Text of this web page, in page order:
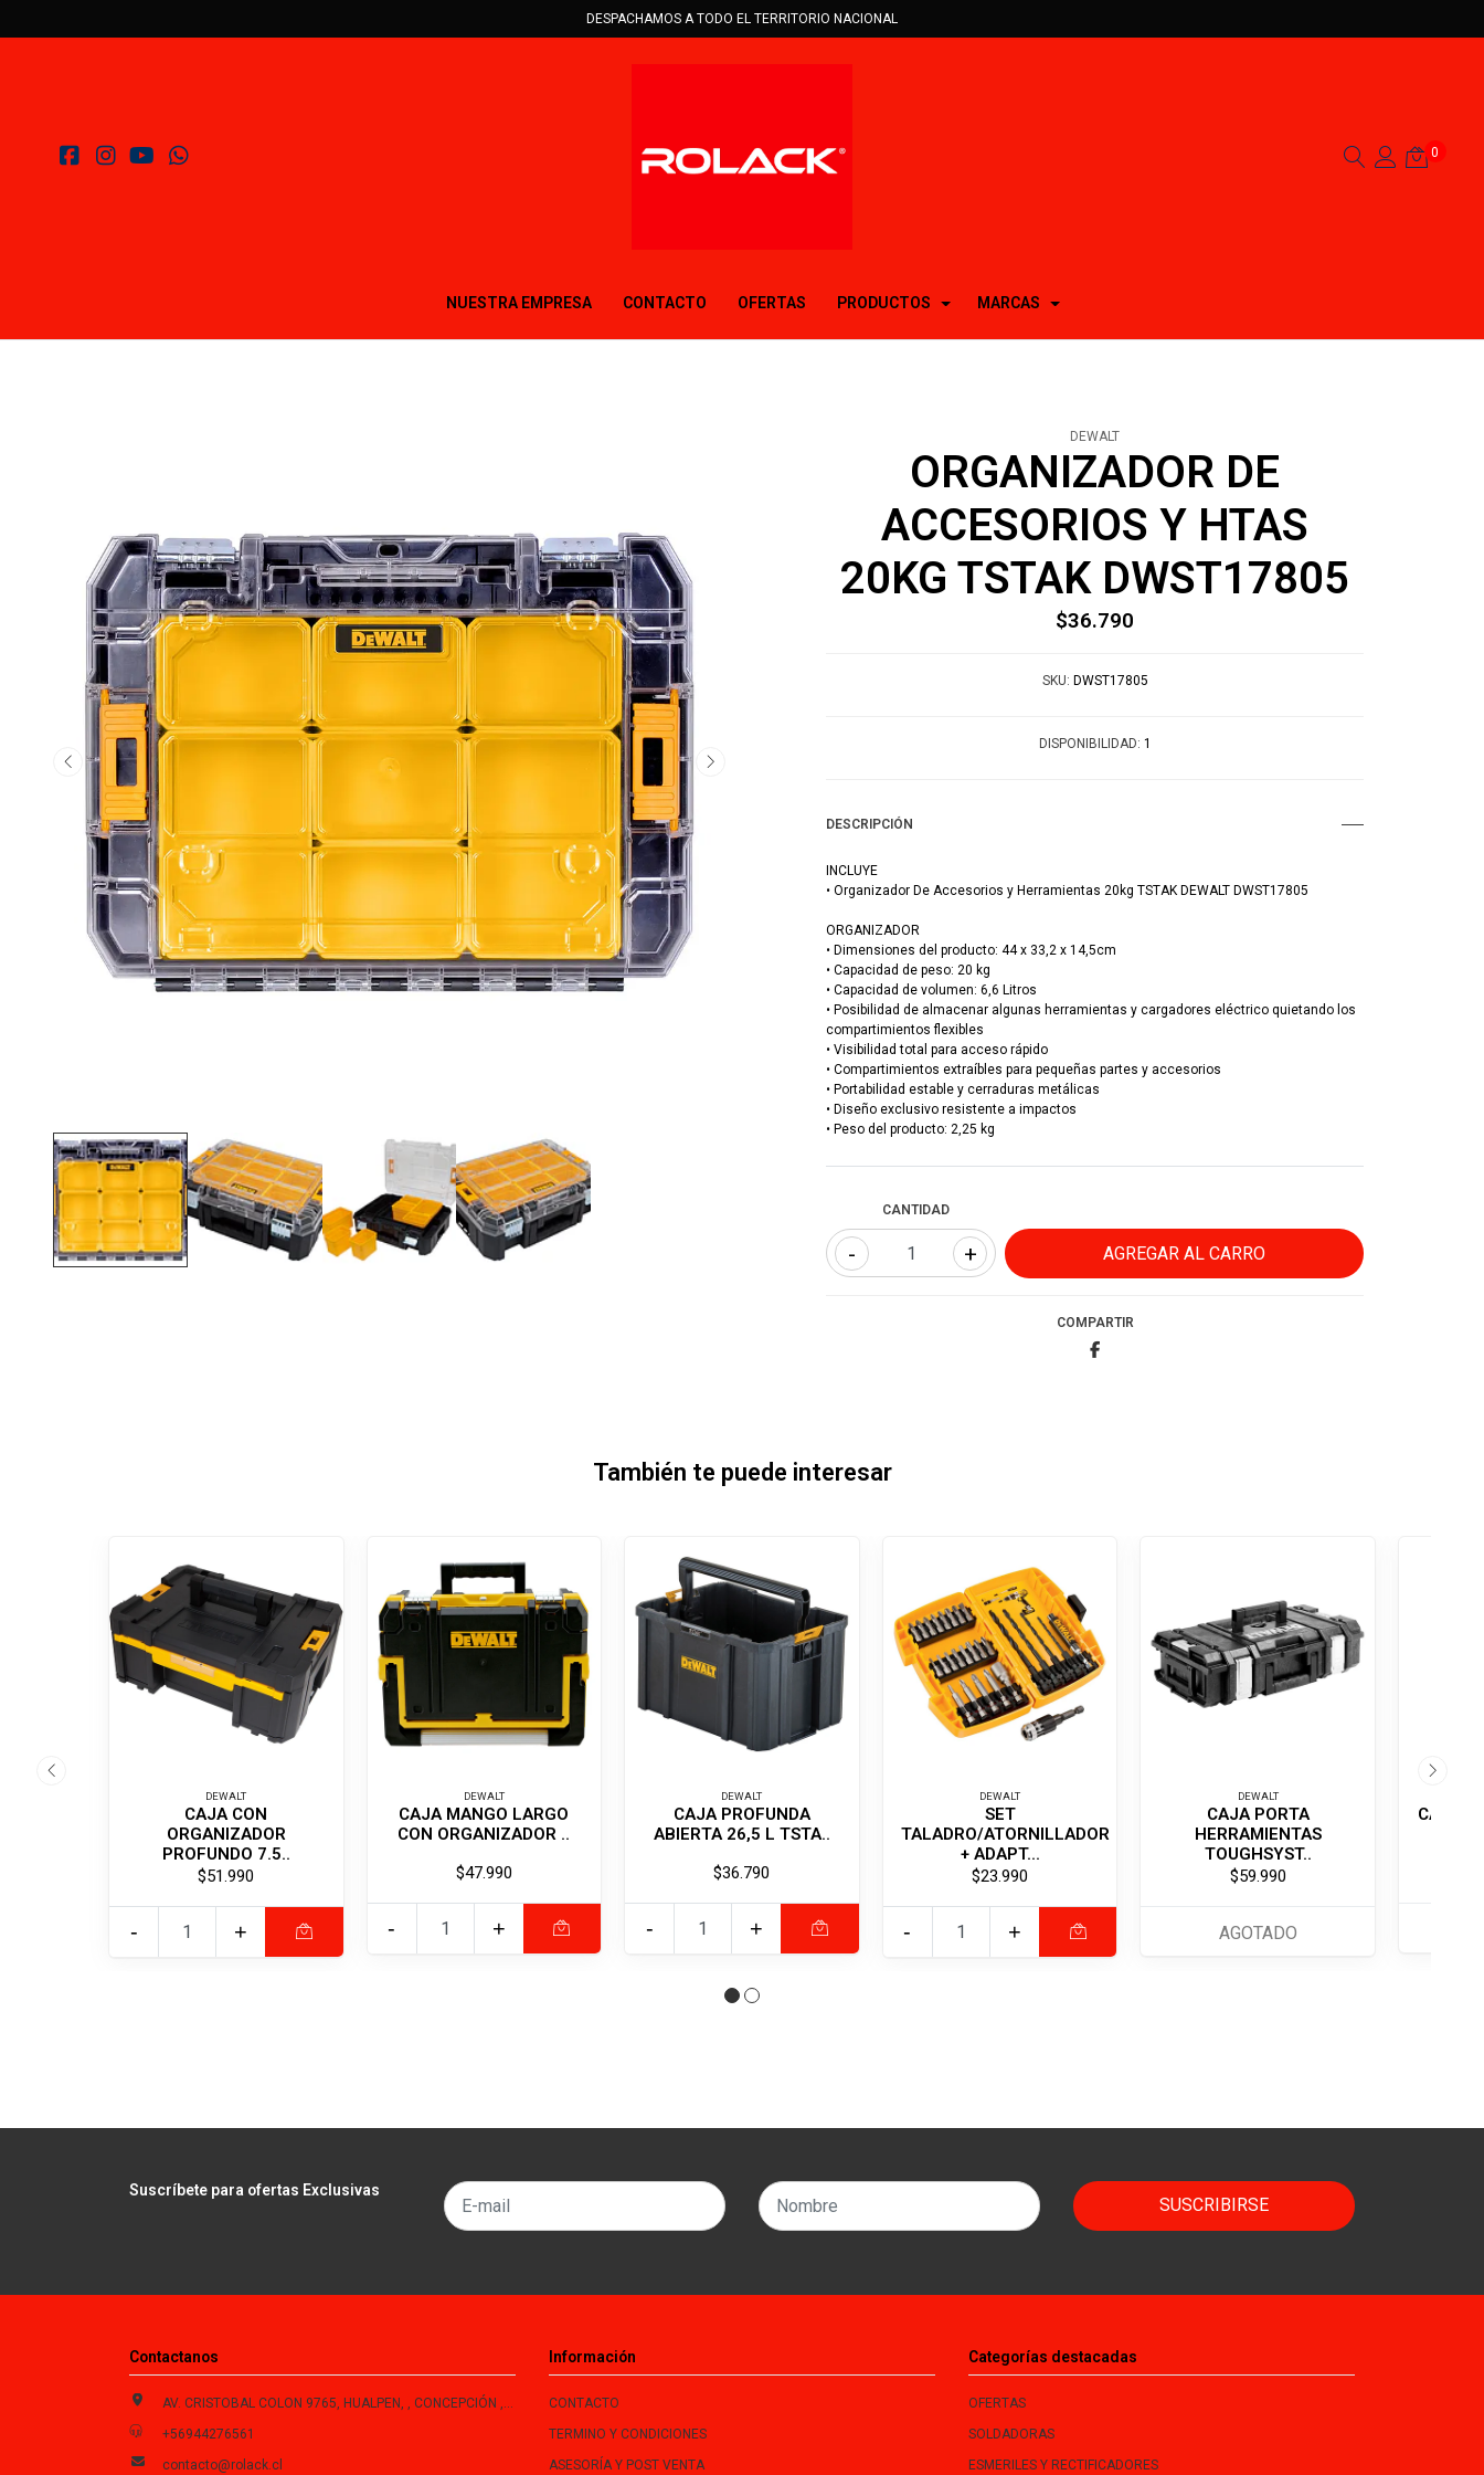
DESPACHAMOS A TODO EL TERRITORIO NACIONAL
0
NUESTRA EMPRESA CONTACTO OFERTAS PRODUCTOS MARCAS
DEWALT
ORGANIZADOR DE
ACCESORIOS Y HTAS
20KG TSTAK DWST17805
$36.790
SKU: DWST17805
DISPONIBILIDAD: 1
DESCRIPCIÓN
INCLUYE
• Organizador De Accesorios y Herramientas 20kg TSTAK DEWALT DWST17805
ORGANIZADOR
• Dimensiones del producto: 44 x 33,2 x 14,5cm
• Capacidad de peso: 20 kg
• Capacidad de volumen: 6,6 Litros
• Posibilidad de almacenar algunas herramientas y cargadores eléctrico quietando los
compartimientos flexibles
• Visibilidad total para acceso rápido
• Compartimientos extraíbles para pequeñas partes y accesorios
• Portabilidad estable y cerraduras metálicas
• Diseño exclusivo resistente a impactos
• Peso del producto: 2,25 kg
CANTIDAD
+
-
COMPARTIR
También te puede interesar
DEWALT
CAJA CON
ORGANIZADOR
PROFUNDO 7.5..
$51.990
+
-
DEWALT
CAJA MANGO LARGO
CON ORGANIZADOR ..
$47.990
+
-
DEWALT
CAJA PROFUNDA
ABIERTA 26,5 L TSTA..
$36.790
+
-
DEWALT
SET
TALADRO/ATORNILLADOR
+ ADAPT...
$23.990
+
-
DEWALT
CAJA PORTA
HERRAMIENTAS
TOUGHSYST..
$59.990
AGOTADO
CAJA
Suscríbete para ofertas Exclusivas
SUSCRIBIRSE
Contactanos
AV. CRISTOBAL COLON 9765, HUALPEN, , CONCEPCIÓN , Biobío, Chile
+56944276561
contacto@rolack.cl
Información
CONTACTO
TERMINO Y CONDICIONES
ASESORÍA Y POST VENTA
Categorías destacadas
OFERTAS
SOLDADORAS
ESMERILES Y RECTIFICADORES